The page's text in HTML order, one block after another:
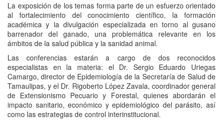
La exposición de los temas forma parte de un esfuerzo orientado
al fortalecimiento del conocimiento científico, la formación
académica y la divulgación especializada en torno al gusano
barrenador del ganado, una problemática relevante en los
ámbitos de la salud pública y la sanidad animal.
Las conferencias estarán a cargo de dos reconocidos
especialistas en la materia: el Dr. Sergio Eduardo Uriegas
Camargo, director de Epidemiología de la Secretaría de Salud de
Tamaulipas, y el Dr. Rigoberto López Zavala, coordinador general
de Extensionismo Pecuario y Forestal, quienes abordarán el
impacto sanitario, económico y epidemiológico del parásito, así
como las estrategias de control interinstitucional.